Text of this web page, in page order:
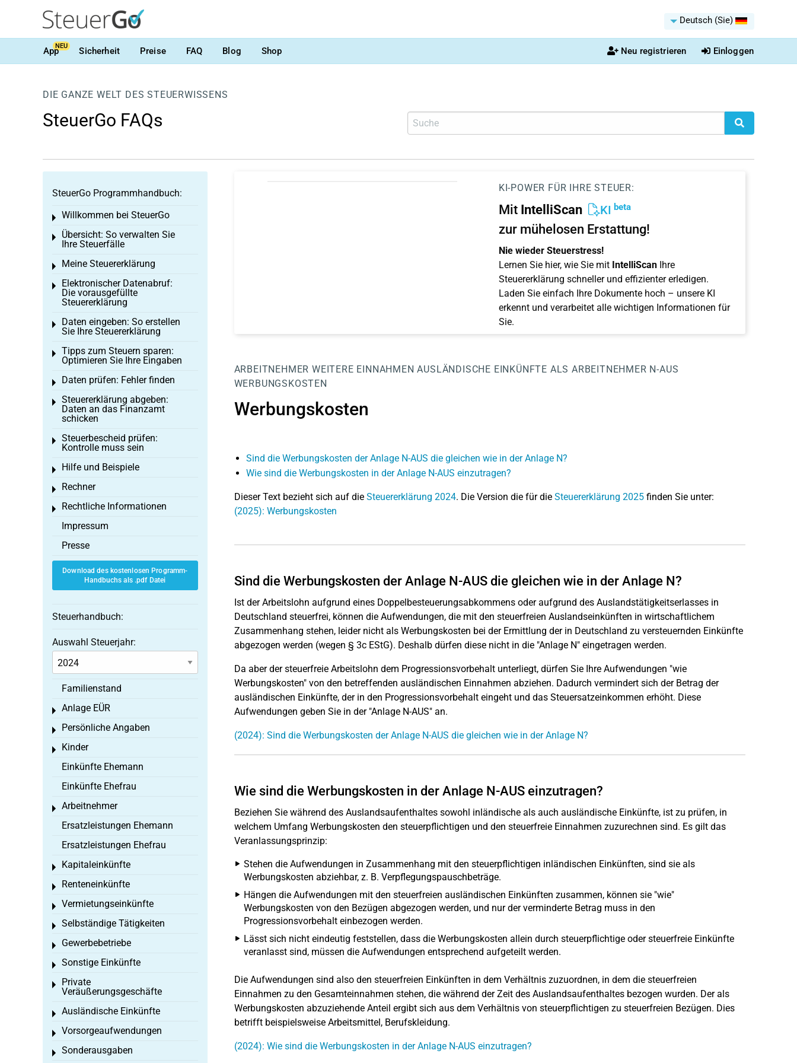
Deutsch (Sie)
AppNEU Sicherheit Preise FAQ Blog Shop Neu registrieren Einloggen
DIE GANZE WELT DES STEUERWISSENS
SteuerGo FAQs
KI-POWER FÜR IHRE STEUER:
Mit IntelliScan KI beta
zur mühelosen Erstattung!
Nie wieder Steuerstress!
Lernen Sie hier, wie Sie mit IntelliScanIhre
Steuererklärung schneller und effizienter erledigen.
Laden Sie einfach Ihre Dokumente hoch – unsere KI
erkennt und verarbeitet alle wichtigen Informationen für
Sie.
ARBEITNEHMER WEITERE EINNAHMEN AUSLÄNDISCHE EINKÜNFTE ALS ARBEITNEHMER N-AUS
WERBUNGSKOSTEN
Werbungskosten
Sind die Werbungskosten der Anlage N-AUS die gleichen wie in der Anlage N?
Wie sind die Werbungskosten in der Anlage N-AUS einzutragen?
Dieser Text bezieht sich auf die Steuererklärung 2024. Die Version die für die Steuererklärung 2025finden Sie unter:
(2025): Werbungskosten
Sind die Werbungskosten der Anlage N-AUS die gleichen wie in der Anlage N?
Ist der Arbeitslohn aufgrund eines Doppelbesteuerungsabkommens oder aufgrund des Auslandstätigkeitserlasses in
Deutschland steuerfrei, können die Aufwendungen, die mit den steuerfreien Auslandseinkünften in wirtschaftlichem
Zusammenhang stehen, leider nicht als Werbungskosten bei der Ermittlung der in Deutschland zu versteuernden Einkünfte
abgezogen werden (wegen § 3c EStG). Deshalb dürfen diese nicht in die "Anlage N" eingetragen werden.
Da aber der steuerfreie Arbeitslohn dem Progressionsvorbehalt unterliegt, dürfen Sie Ihre Aufwendungen "wie
Werbungskosten" von den betreffenden ausländischen Einnahmen abziehen. Dadurch vermindert sich der Betrag der
ausländischen Einkünfte, der in den Progressionsvorbehalt eingeht und das Steuersatzeinkommen erhöht. Diese
Aufwendungen geben Sie in der "Anlage N-AUS" an.
(2024): Sind die Werbungskosten der Anlage N-AUS die gleichen wie in der Anlage N?
Wie sind die Werbungskosten in der Anlage N-AUS einzutragen?
Beziehen Sie während des Auslandsaufenthaltes sowohl inländische als auch ausländische Einkünfte, ist zu prüfen, in
welchem Umfang Werbungskosten den steuerpflichtigen und den steuerfreie Einnahmen zuzurechnen sind. Es gilt das
Veranlassungsprinzip:
Stehen die Aufwendungen in Zusammenhang mit den steuerpflichtigen inländischen Einkünften, sind sie als
Werbungskosten abziehbar, z. B. Verpflegungspauschbeträge.
Hängen die Aufwendungen mit den steuerfreien ausländischen Einkünften zusammen, können sie "wie"
Werbungskosten von den Bezügen abgezogen werden, und nur der verminderte Betrag muss in den
Progressionsvorbehalt einbezogen werden.
Lässt sich nicht eindeutig feststellen, dass die Werbungskosten allein durch steuerpflichtige oder steuerfreie Einkünfte
veranlasst sind, müssen die Aufwendungen entsprechend aufgeteilt werden.
Die Aufwendungen sind also den steuerfreien Einkünften in dem Verhältnis zuzuordnen, in dem die steuerfreien
Einnahmen zu den Gesamteinnahmen stehen, die während der Zeit des Auslandsaufenthaltes bezogen wurden. Der als
Werbungskosten abzuziehende Anteil ergibt sich aus dem Verhältnis von steuerpflichtigen zu steuerfreien Bezügen. Dies
betrifft beispielsweise Arbeitsmittel, Berufskleidung.
(2024): Wie sind die Werbungskosten in der Anlage N-AUS einzutragen?
SteuerGo Programmhandbuch:
Willkommen bei SteuerGo
Toggle menu
Übersicht: So verwalten Sie
Ihre Steuerfälle
Toggle menu
Meine Steuererklärung
Toggle menu
Elektronischer Datenabruf:
Die vorausgefüllte
Steuererklärung
Toggle menu
Daten eingeben: So erstellen
Sie Ihre Steuererklärung
Toggle menu
Tipps zum Steuern sparen:
Optimieren Sie Ihre Eingaben
Toggle menu
Daten prüfen: Fehler finden
Toggle menu
Steuererklärung abgeben:
Daten an das Finanzamt
schicken
Toggle menu
Steuerbescheid prüfen:
Kontrolle muss sein
Toggle menu
Hilfe und Beispiele
Toggle menu
Rechner
Toggle menu
Rechtliche Informationen
Toggle menu
Impressum
Presse
Download des kostenlosen Programm-
Handbuchs als .pdf Datei
Steuerhandbuch:
Auswahl Steuerjahr:
Familienstand
Anlage EÜR
Toggle menu
Persönliche Angaben
Toggle menu
Kinder
Toggle menu
Einkünfte Ehemann
Einkünfte Ehefrau
Arbeitnehmer
Toggle menu
Ersatzleistungen Ehemann
Ersatzleistungen Ehefrau
Kapitaleinkünfte
Toggle menu
Renteneinkünfte
Toggle menu
Vermietungseinkünfte
Toggle menu
Selbständige Tätigkeiten
Toggle menu
Gewerbebetriebe
Toggle menu
Sonstige Einkünfte
Toggle menu
Private
Veräußerungsgeschäfte
Toggle menu
Ausländische Einkünfte
Toggle menu
Vorsorgeaufwendungen
Toggle menu
Sonderausgaben
Toggle menu